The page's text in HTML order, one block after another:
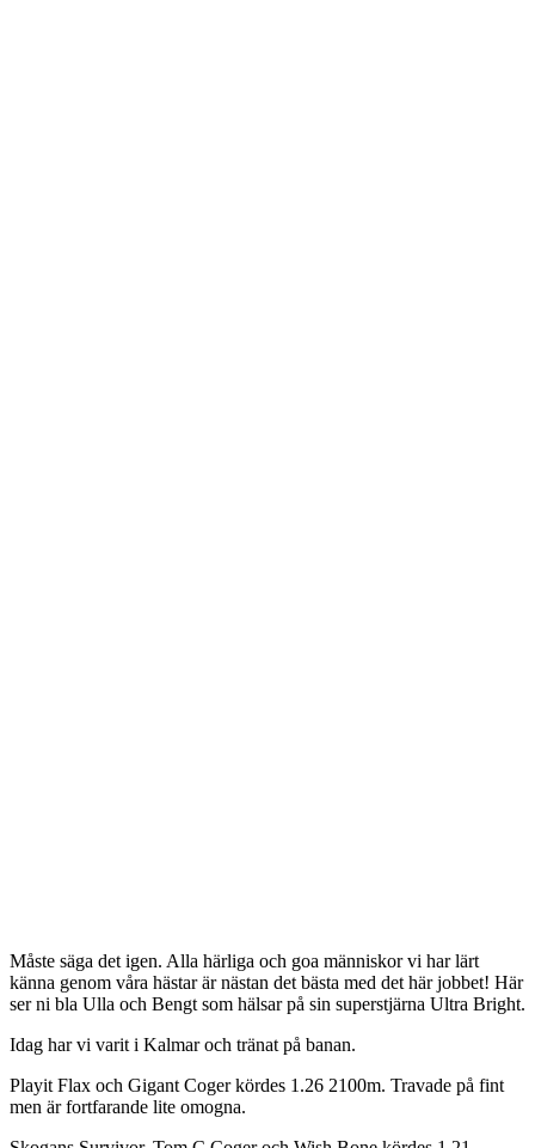
Måste säga det igen. Alla härliga och goa människor vi har lärt
känna genom våra hästar är nästan det bästa med det här jobbet! Här
ser ni bla Ulla och Bengt som hälsar på sin superstjärna Ultra Bright.
Idag har vi varit i Kalmar och tränat på banan.
Playit Flax och Gigant Coger kördes 1.26 2100m. Travade på fint
men är fortfarande lite omogna.